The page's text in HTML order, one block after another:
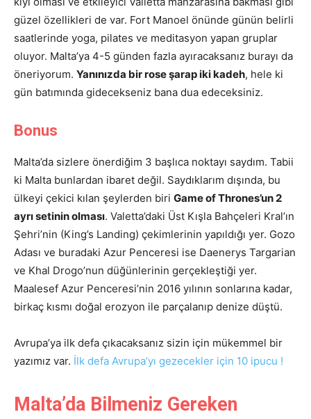
güzel özellikleri de var. Fort Manoel önünde günün belirli
saatlerinde yoga, pilates ve meditasyon yapan gruplar
oluyor. Malta’ya 4-5 günden fazla ayıracaksanız burayı da
öneriyorum. Yanınızda bir rose şarap iki kadeh, hele ki
gün batımında gidecekseniz bana dua edeceksiniz.
Bonus
Malta’da sizlere önerdiğim 3 başlıca noktayı saydım. Tabii
ki Malta bunlardan ibaret değil. Saydıklarım dışında, bu
ülkeyi çekici kılan şeylerden biri Game of Thrones’un 2
ayrı setinin olması. Valetta’daki Üst Kışla Bahçeleri Kral’ın
Şehri’nin (King’s Landing) çekimlerinin yapıldığı yer. Gozo
Adası ve buradaki Azur Penceresi ise Daenerys Targarian
ve Khal Drogo’nun düğünlerinin gerçekleştiği yer.
Maalesef Azur Penceresi’nin 2016 yılının sonlarına kadar,
birkaç kısmı doğal erozyon ile parçalanıp denize düştü.
Avrupa’ya ilk defa çıkacaksanız sizin için mükemmel bir
yazımız var. İlk defa Avrupa’yı gezecekler için 10 ipucu !
Malta’da Bilmeniz Gereken